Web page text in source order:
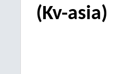
(Kv-asia)